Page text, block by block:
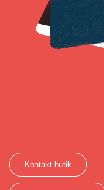
Kontakt butik